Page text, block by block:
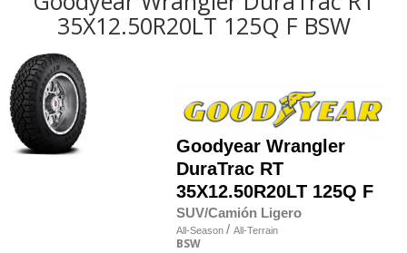
35X12.50R20LT 125Q F BSW
Goodyear Wrangler
DuraTrac RT
35X12.50R20LT 125Q F
SUV/Camión Ligero
All-Season / All-Terrain
BSW